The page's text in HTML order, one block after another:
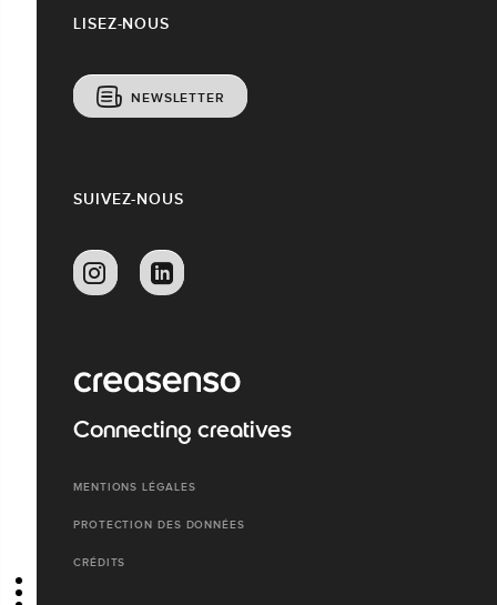
LISEZ-NOUS
NEWSLETTER
SUIVEZ-NOUS
Connecting creatives
MENTIONS LÉGALES
PROTECTION DES DONNÉES
CRÉDITS